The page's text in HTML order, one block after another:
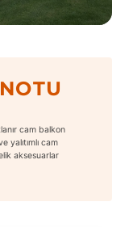
cam balkon
yalıtımlı cam
aksesuarlar